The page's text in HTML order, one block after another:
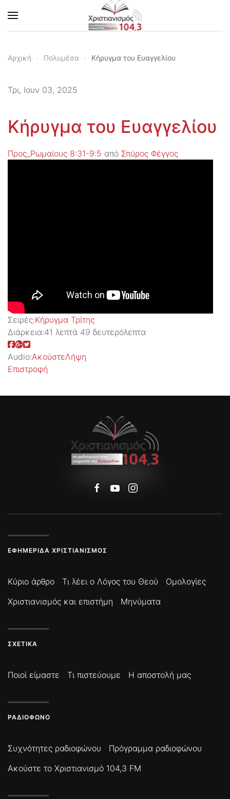
Skip to main content
Αρχική Πολυμέσα Κήρυγμα του Ευαγγελίου
Τρι, Ιουν 03, 2025
Κήρυγμα του Ευαγγελίου
Προς_Ρωμαίους 8:31-9:5 από Σπύρος Φέγγος
Σειρές:Kήρυγμα Τρίτης
Διάρκεια:41 λεπτά 49 δευτερόλεπτα
Audio:ΑκούστεΛήψη
Επιστροφή
ΕΦΗΜΕΡΊΔΑ ΧΡΙΣΤΙΑΝΙΣΜΌΣ
Κύριο άρθρο Τι λέει ο Λόγος του Θεού
Ομολογίες
Χριστιανισμός και επιστήμη
Μηνύματα
ΣΧΕΤΙΚΆ
Ποιοί είμαστε Τι πιστεύουμε Η αποστολή μας
ΡΑΔΙΌΦΩΝΟ
Συχνότητες ραδιοφώνου
Πρόγραμμα ραδιοφώνου
Ακούστε το Χριστιανισμό 104,3 FM